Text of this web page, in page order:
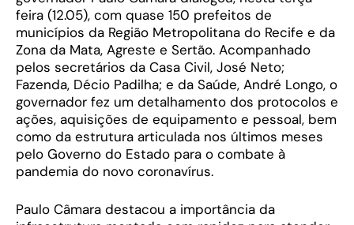
feira (12.05), com quase 150 prefeitos de
municípios da Região Metropolitana do Recife e da
Zona da Mata, Agreste e Sertão. Acompanhado
pelos secretários da Casa Civil, José Neto;
Fazenda, Décio Padilha; e da Saúde, André Longo, o
governador fez um detalhamento dos protocolos e
ações, aquisições de equipamento e pessoal, bem
como da estrutura articulada nos últimos meses
pelo Governo do Estado para o combate à
pandemia do novo coronavírus.
Paulo Câmara destacou a importância da